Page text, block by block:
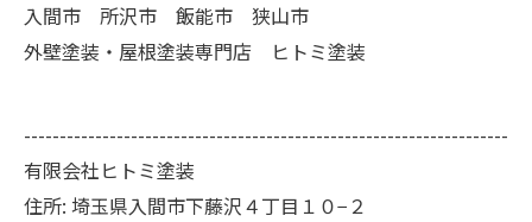
入間市 所沢市 飯能市 狭山市
外壁塗装・屋根塗装専門店 ヒトミ塗装
--------------------------------------------------------------------
有限会社ヒトミ塗装
住所: 埼玉県入間市下藤沢４丁目１０−２